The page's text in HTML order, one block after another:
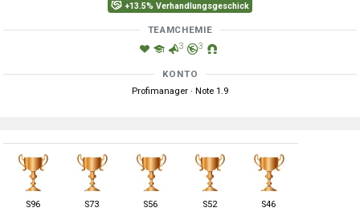
+13.5% Verhandlungsgeschick
TEAMCHEMIE
3 3
KONTO
Profimanager · Note 1.9
S96 S73 S56 S52 S46